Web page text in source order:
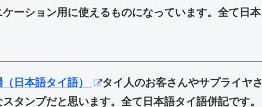
ーション用に使えるものになっています。全て日本
日本語タイ語）
タイ人のお客さんやサプライヤさ
タンプだと思います。全て日本語タイ語併記です。